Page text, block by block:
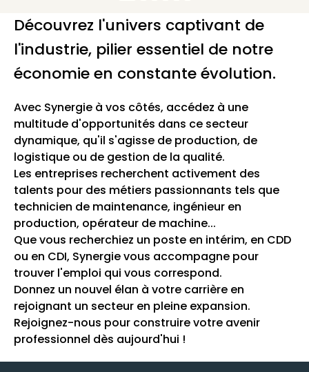
Découvrez l'univers captivant de
l'industrie, pilier essentiel de notre
économie en constante évolution.
Avec Synergie à vos côtés, accédez à une
multitude d'opportunités dans ce secteur
dynamique, qu'il s'agisse de production, de
logistique ou de gestion de la qualité.
Les entreprises recherchent activement des
talents pour des métiers passionnants tels que
technicien de maintenance, ingénieur en
production, opérateur de machine...
Que vous recherchiez un poste en intérim, en CDD
ou en CDI, Synergie vous accompagne pour
trouver l'emploi qui vous correspond.
Donnez un nouvel élan à votre carrière en
rejoignant un secteur en pleine expansion.
Rejoignez-nous pour construire votre avenir
professionnel dès aujourd'hui !